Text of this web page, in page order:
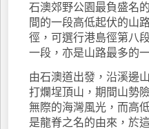
石澳郊野公園最負盛名
間的一段高低起伏的山
徑，可選行港島徑第八
一段，亦是山路最多的
由石澳道出發，沿溪邊
打爛埕頂山，期間山勢
無際的海灣風光，而高
是龍脊之名的由來，於